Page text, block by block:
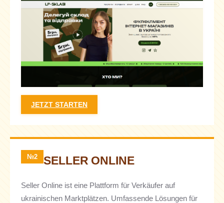
JETZT STARTEN
№2 SELLER ONLINE
Seller Online ist eine Plattform für Verkäufer auf
ukrainischen Marktplätzen. Umfassende Lösungen für